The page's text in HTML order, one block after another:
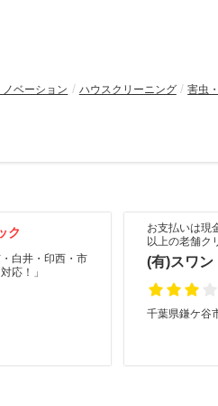
ベーション ハウスクリーニング
害虫
ク
白井・印西・市
応！」
お支払いは現
以上の老舗ク
(有)スワン
千葉県鎌ケ谷